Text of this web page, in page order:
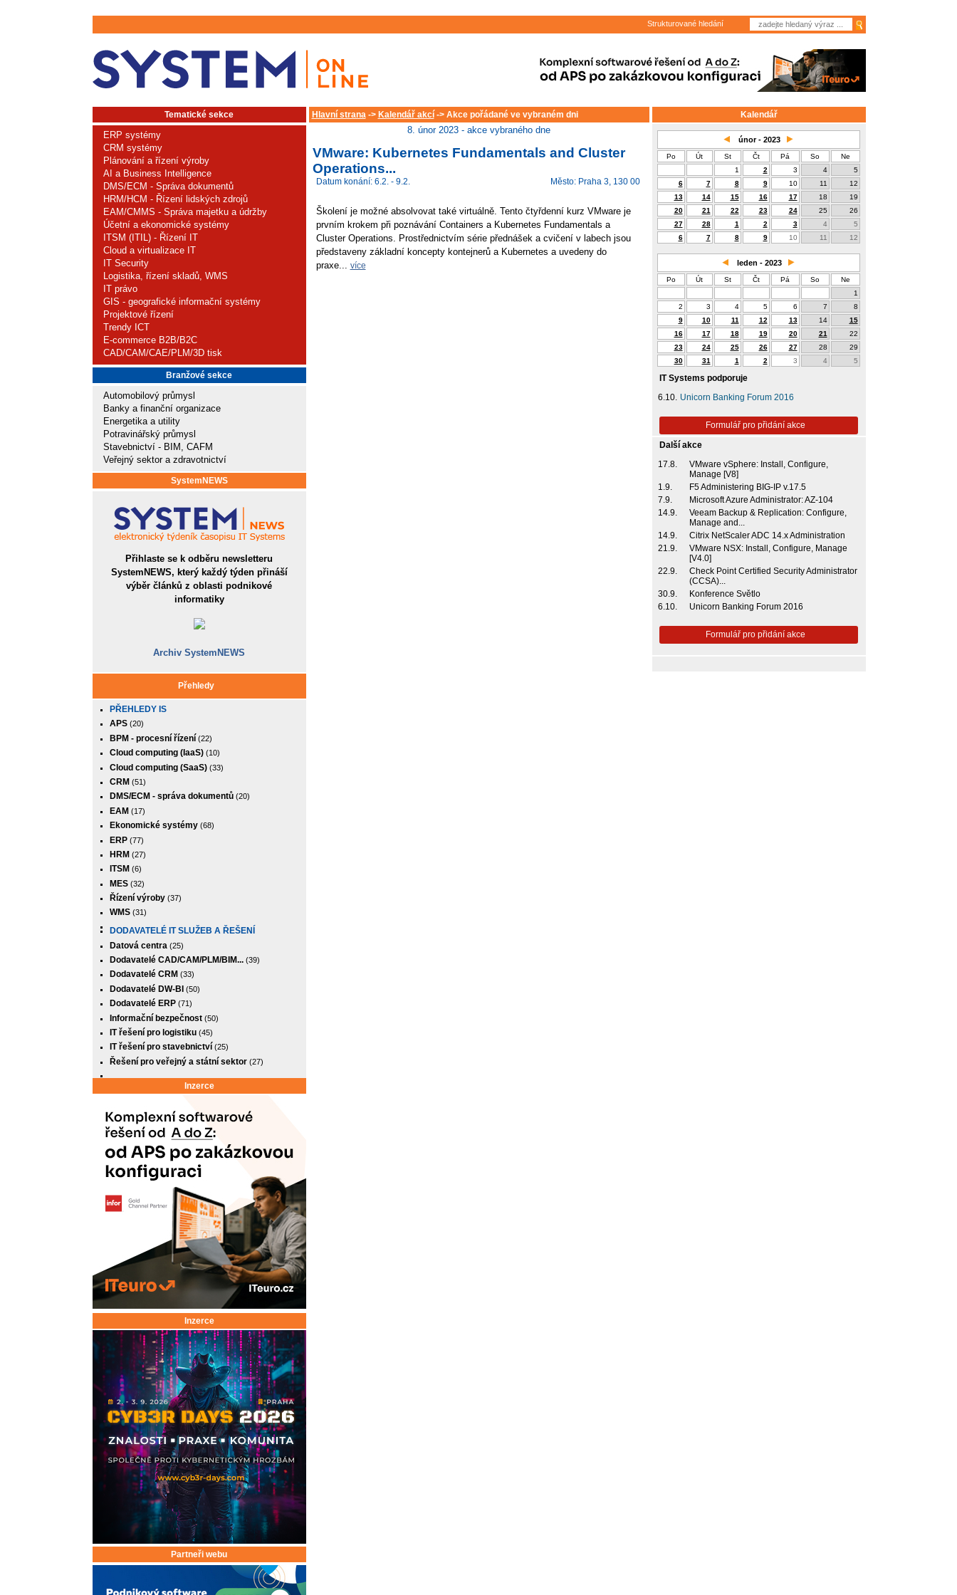
Strukturované hledání
Tematické sekce
ERP systémy
CRM systémy
Plánování a řízení výroby
AI a Business Intelligence
DMS/ECM - Správa dokumentů
HRM/HCM - Řízení lidských zdrojů
EAM/CMMS - Správa majetku a údržby
Účetní a ekonomické systémy
ITSM (ITIL) - Řízení IT
Cloud a virtualizace IT
IT Security
Logistika, řízení skladů, WMS
IT právo
GIS - geografické informační systémy
Projektové řízení
Trendy ICT
E-commerce B2B/B2C
CAD/CAM/CAE/PLM/3D tisk
Branžové sekce
Automobilový průmysl
Banky a finanční organizace
Energetika a utility
Potravinářský průmysl
Stavebnictví - BIM, CAFM
Veřejný sektor a zdravotnictví
SystemNEWS
Přihlaste se k odběru newsletteru
SystemNEWS, který každý týden přináší
výběr článků z oblasti podnikové
informatiky
Archiv SystemNEWS
Přehledy
PŘEHLEDY IS
APS(20)
BPM - procesní řízení(22)
Cloud computing (IaaS)(10)
Cloud computing (SaaS)(33)
CRM (51)
DMS/ECM - správa dokumentů(20)
EAM (17)
Ekonomické systémy(68)
ERP(77)
HRM (27)
ITSM (6)
MES(32)
Řízení výroby(37)
WMS(31)
DODAVATELÉ IT SLUŽEB A ŘEŠENÍ
Datová centra (25)
Dodavatelé CAD/CAM/PLM/BIM...(39)
Dodavatelé CRM (33)
Dodavatelé DW-BI (50)
Dodavatelé ERP(71)
Informační bezpečnost(50)
IT řešení pro logistiku(45)
IT řešení pro stavebnictví(25)
Řešení pro veřejný a státní sektor(27)
Inzerce
Inzerce
Partneři webu
Hlavní strana-> Kalendář akcí-> Akce pořádané ve vybraném dni
8. únor 2023 - akce vybraného dne
VMware: Kubernetes Fundamentals and Cluster
Operations...
Datum konání: 6.2. - 9.2. Město: Praha 3, 130 00
Školení je možné absolvovat také virtuálně. Tento čtyřdenní kurz VMware je
prvním krokem při poznávání Containers a Kubernetes Fundamentals a
Cluster Operations. Prostřednictvím série přednášek a cvičení v labech jsou
představeny základní koncepty kontejnerů a Kubernetes a uvedeny do
praxe... více
Kalendář
únor - 2023
Po Út St Čt Pá So
Ne
1
2 3 4
5
6
7 8 9 10 11
12
13
14 15 16 17 18
19
20
21 22 23 24 25
26
27
28 1 2 3 4
5
6
7 8 9 10 11 12
leden - 2023
Po Út St Čt Pá So
Ne
1
2
3 4 5 6 7
8
9
10 11 12 13 14
15
16
17 18 19 20 21
22
23
24 25 26 27 28
29
30
31 1 2 3 4 5
IT Systems podporuje
6.10. Unicorn Banking Forum 2016
Formulář pro přidání akce
Další akce
17.8.
VMware vSphere: Install, Configure,
Manage [V8]
1.9.
F5 Administering BIG-IP v.17.5
7.9.
Microsoft Azure Administrator: AZ-104
14.9.
Veeam Backup & Replication: Configure,
Manage and...
14.9.
Citrix NetScaler ADC 14.x Administration
21.9.
VMware NSX: Install, Configure, Manage
[V4.0]
22.9.
Check Point Certified Security Administrator
(CCSA)...
30.9.
Konference Světlo
6.10.
Unicorn Banking Forum 2016
Formulář pro přidání akce